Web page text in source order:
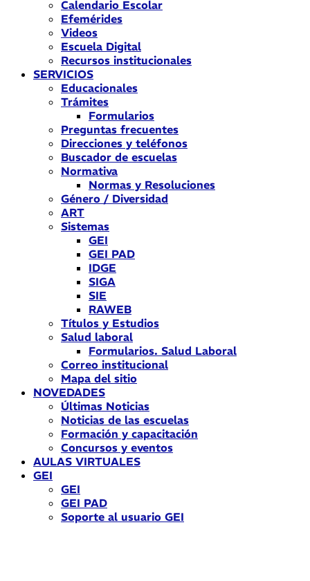
Calendario Escolar
Efemérides
Videos
Escuela Digital
Recursos institucionales
SERVICIOS
Educacionales
Trámites
Formularios
Preguntas frecuentes
Direcciones y teléfonos
Buscador de escuelas
Normativa
Normas y Resoluciones
Género / Diversidad
ART
Sistemas
GEI
GEI PAD
IDGE
SIGA
SIE
RAWEB
Títulos y Estudios
Salud laboral
Formularios. Salud Laboral
Correo institucional
Mapa del sitio
NOVEDADES
Últimas Noticias
Noticias de las escuelas
Formación y capacitación
Concursos y eventos
AULAS VIRTUALES
GEI
GEI
GEI PAD
Soporte al usuario GEI